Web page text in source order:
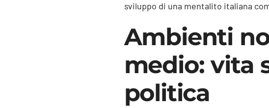
sviluppo di una mentalito italiana
Ambienti
medio: vita
politica